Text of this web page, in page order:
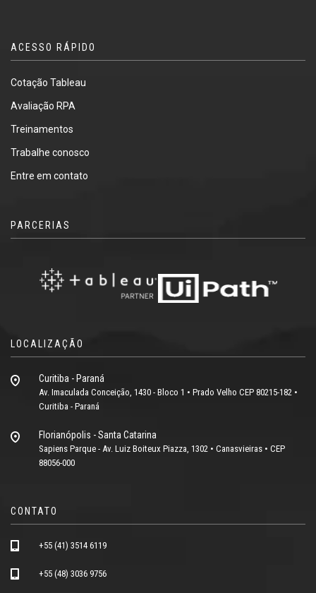
ACESSO RÁPIDO
Cotação Tableau
Avaliação RPA
Treinamentos
Trabalhe conosco
Entre em contato
PARCERIAS
LOCALIZAÇÃO
Curitiba - Paraná
Av. Imaculada Conceição, 1430 - Bloco 1 • Prado Velho CEP 80215-182 •
Curitiba - Paraná
Florianópolis - Santa Catarina
Sapiens Parque - Av. Luiz Boiteux Piazza, 1302 • Canasvieiras • CEP
88056-000
CONTATO
+55 (41) 3514 6119
+55 (48) 3036 9756